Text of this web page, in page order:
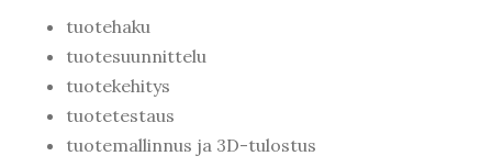
tuotehaku
tuotesuunnittelu
tuotekehitys
tuotetestaus
tuotemallinnus ja 3D-tulostus